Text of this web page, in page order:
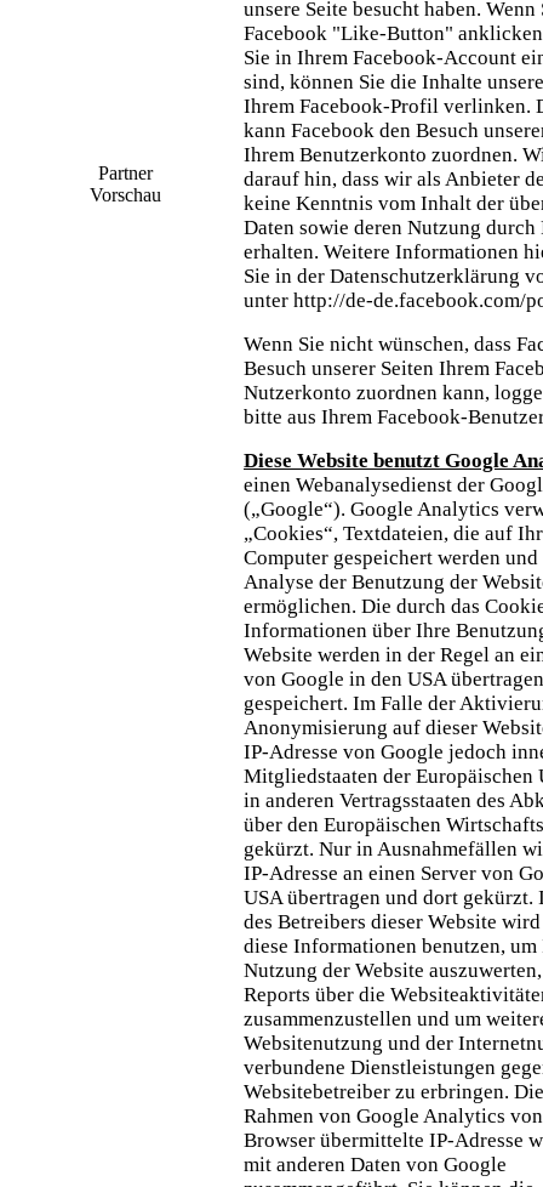
Partner
Vorschau
unsere Seite besucht haben. Wenn
Facebook "Like-Button"
Sie in Ihrem Facebook-Account
sind, können Sie die Inhalte
Ihrem Facebook-Profil verlinken.
kann Facebook den Besuch
Ihrem Benutzerkonto zuordnen.
darauf hin, dass wir als Anbieter
keine Kenntnis vom Inhalt der
Daten sowie deren Nutzung durch
erhalten. Weitere Informationen
Sie in der Datenschutzerklärung
unter http://de-de.facebook.com/
Wenn Sie nicht wünschen, dass
Besuch unserer Seiten Ihrem
Nutzerkonto zuordnen kann,
bitte aus Ihrem Facebook-
Diese Website benutzt Google
einen Webanalysedienst der
(„Google“). Google Analytics
„Cookies“, Textdateien, die auf
Computer gespeichert werden
Analyse der Benutzung der
ermöglichen. Die durch das
Informationen über Ihre
Website werden in der Regel an
von Google in den USA
gespeichert. Im Falle der
Anonymisierung auf dieser
IP-Adresse von Google jedoch
Mitgliedstaaten der Europäischen
in anderen Vertragsstaaten des
über den Europäischen
gekürzt. Nur in Ausnahmefällen
IP-Adresse an einen Server von
USA übertragen und dort gekürzt.
des Betreibers dieser Website
diese Informationen benutzen, um
Nutzung der Website
Reports über die
zusammenzustellen und um
Websitenutzung und der
verbundene Dienstleistungen
Websitebetreiber zu erbringen.
Rahmen von Google Analytics
Browser übermittelte IP-Adresse
mit anderen Daten von Google